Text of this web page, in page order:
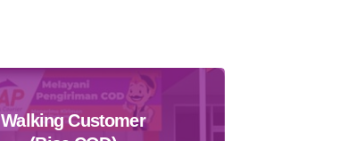
Walking Customer